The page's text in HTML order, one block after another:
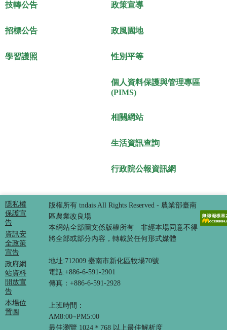
技轉公告
招標公告
學習護照
政策宣導
政風園地
性別平等
個人資料保護與管理專區
(PIMS)
相關網站
生活資訊查詢
行政院公報資訊網
隱私權
保護宣
告
資訊安
全政策
宣告
政府網
站資料
開放宣
告
本場位
置圖
版權所有 tndais All Rights Reserved - 農業部臺南
區農業改良場
本網站全部圖文係版權所有 非經本場同意不得
將全部或部分內容，轉載於任何形式媒體
地址:712009 臺南市新化區牧場70號
電話:+886-6-591-2901
傳真：+886-6-591-2928
上班時間：
AM8:00~PM5:00
最佳瀏覽 1024＊768 以上最佳解析度